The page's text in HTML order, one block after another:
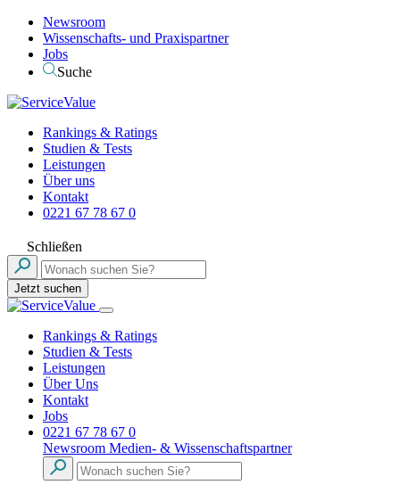
Newsroom
Wissenschafts- und Praxispartner
Jobs
Suche
Rankings & Ratings
Studien & Tests
Leistungen
Über uns
Kontakt
0221 67 78 67 0
Schließen
Jetzt suchen
Rankings & Ratings
Studien & Tests
Leistungen
Über Uns
Kontakt
Jobs
0221 67 78 67 0
Newsroom Medien- & Wissenschaftspartner